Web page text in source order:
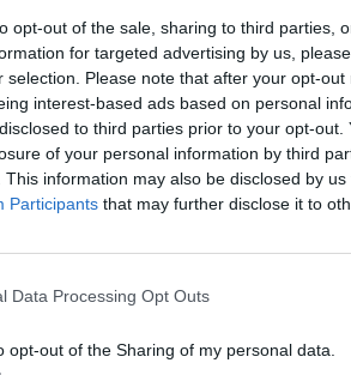
opt-out of the sale, sharing to third parties,
for targeted advertising by us,
selection. Please note that after your opt-
interest-based ads based on personal
to third parties prior to your opt-
of your personal information by third
This information may also be disclosed by
Participants that may further disclose it to
Data Processing Opt Outs
opt-out of the Sharing of my personal data.
és a kidolgozása a
összhangban történt.
az OECD pénzpiaci
ezt a kiemelt ajánlást.
jelenleg